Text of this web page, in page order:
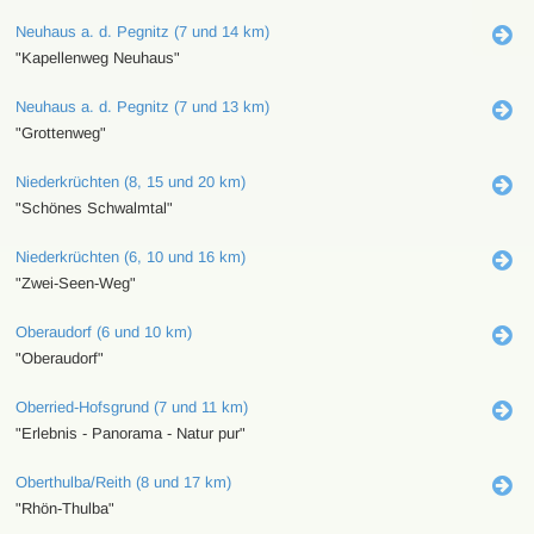
Neuhaus a. d. Pegnitz (7 und 14 km)
"Kapellenweg Neuhaus"
Neuhaus a. d. Pegnitz (7 und 13 km)
"Grottenweg"
Niederkrüchten (8, 15 und 20 km)
"Schönes Schwalmtal"
Niederkrüchten (6, 10 und 16 km)
"Zwei-Seen-Weg"
Oberaudorf (6 und 10 km)
"Oberaudorf"
Oberried-Hofsgrund (7 und 11 km)
"Erlebnis - Panorama - Natur pur"
Oberthulba/Reith (8 und 17 km)
"Rhön-Thulba"